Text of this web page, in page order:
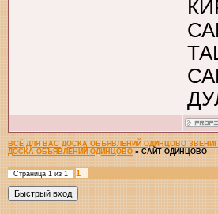
ВСЁ ДЛЯ ВАС ДОСКА ОБЪЯВЛЕНИЙ ОДИНЦОВО
ДОСКА ОБЪЯВЛЕНИЙ ОДИНЦОВО » САЙТ ОДИНЦОВО
Страница 1из 1 1